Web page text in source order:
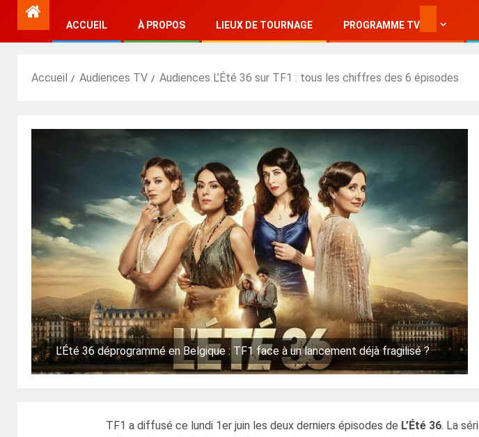
ACCUEIL À PROPOS LIEUX DE TOURNAGE PROGRAMME TV
Accueil Audiences TV Audiences L’Été 36 sur TF1 : tous les chiffres des 6 épisodes
L’Été 36 déprogrammé en Belgique : TF1 face à un lancement déjà fragilisé ?
TF1 a diffusé ce lundi 1er juin les deux derniers épisodes de L’Été 36. La